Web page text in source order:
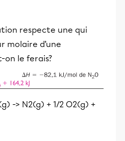
respecte une qui
molaire d’une
on le ferais?
-> N2(g) + 1/2 O2(g) +